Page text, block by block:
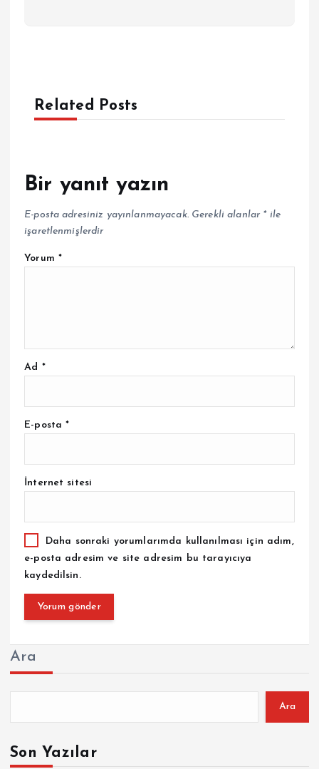
Related Posts
Bir yanıt yazın
E-posta adresiniz yayınlanmayacak. Gerekli alanlar *ile
işaretlenmişlerdir
Yorum *
Ad *
E-posta*
İnternet sitesi
Daha sonraki yorumlarımda kullanılması için adım,
e-posta adresim ve site adresim bu tarayıcıya
kaydedilsin.
Ara
Ara
Son Yazılar